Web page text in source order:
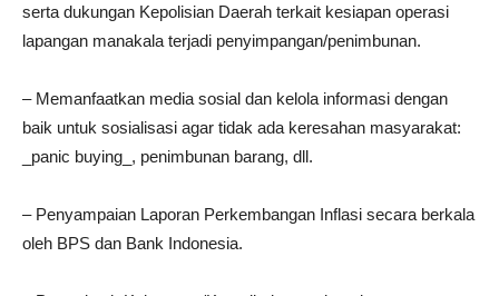
serta dukungan Kepolisian Daerah terkait kesiapan operasi
lapangan manakala terjadi penyimpangan/penimbunan.
– Memanfaatkan media sosial dan kelola informasi dengan
baik untuk sosialisasi agar tidak ada keresahan masyarakat:
_panic buying_, penimbunan barang, dll.
– Penyampaian Laporan Perkembangan Inflasi secara berkala
oleh BPS dan Bank Indonesia.